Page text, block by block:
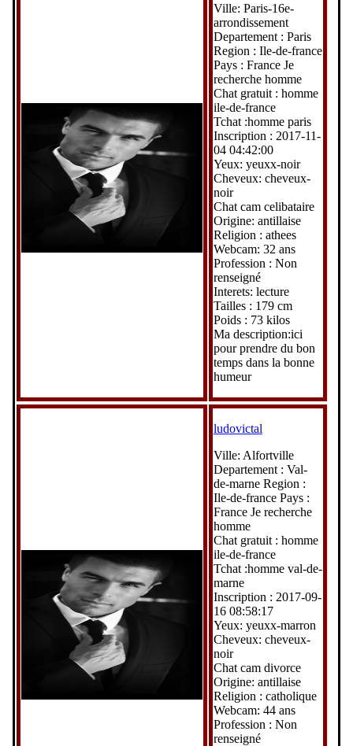
Ville: Paris-16e-
arrondissement
Departement : Paris
Region : Ile-de-france
Pays : France Je
recherche homme
Chat gratuit : homme
ile-de-france
Tchat :homme paris
Inscription : 2017-11-
04 04:42:00
Yeux: yeuxx-noir
Cheveux: cheveux-
noir
Chat cam celibataire
Origine: antillaise
Religion : athees
Webcam: 32 ans
Profession : Non
renseigné
Interets: lecture
Tailles : 179 cm
Poids : 73 kilos
Ma description:ici
pour prendre du bon
temps dans la bonne
humeur
ludovictal
Ville: Alfortville
Departement : Val-
de-marne Region :
Ile-de-france Pays :
France Je recherche
homme
Chat gratuit : homme
ile-de-france
Tchat :homme val-de-
marne
Inscription : 2017-09-
16 08:58:17
Yeux: yeuxx-marron
Cheveux: cheveux-
noir
Chat cam divorce
Origine: antillaise
Religion : catholique
Webcam: 44 ans
Profession : Non
renseigné